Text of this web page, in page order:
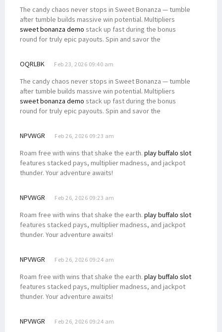
The candy chaos never stops in Sweet Bonanza — tumble
after tumble builds massive win potential. Multipliers
sweet bonanza demo stack up fast during the bonus
round for truly epic payouts. Spin and savor the
OQRLBK Feb 23, 2026 09:40 am
The candy chaos never stops in Sweet Bonanza — tumble
after tumble builds massive win potential. Multipliers
sweet bonanza demo stack up fast during the bonus
round for truly epic payouts. Spin and savor the
NPVWGR Feb 26, 2026 09:23 am
Roam free with wins that shake the earth. play buffalo slot
features stacked pays, multiplier madness, and jackpot
thunder. Your adventure awaits!
NPVWGR Feb 26, 2026 09:23 am
Roam free with wins that shake the earth. play buffalo slot
features stacked pays, multiplier madness, and jackpot
thunder. Your adventure awaits!
NPVWGR Feb 26, 2026 09:24 am
Roam free with wins that shake the earth. play buffalo slot
features stacked pays, multiplier madness, and jackpot
thunder. Your adventure awaits!
NPVWGR Feb 26, 2026 09:24 am